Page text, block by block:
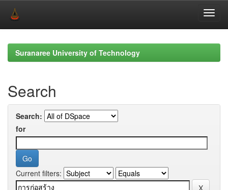
navigationSuranaree University of Technology
Search
Search:
for
Current filters: